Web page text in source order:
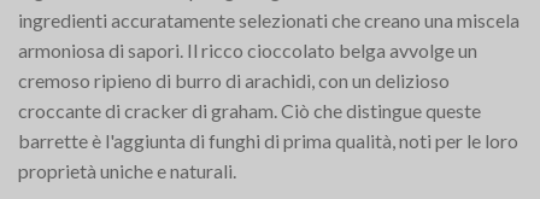
ingredienti accuratamente selezionati che creano una miscela
armoniosa di sapori. Il ricco cioccolato belga avvolge un
cremoso ripieno di burro di arachidi, con un delizioso
croccante di cracker di graham. Ciò che distingue queste
barrette è l'aggiunta di funghi di prima qualità, noti per le loro
proprietà uniche e naturali.